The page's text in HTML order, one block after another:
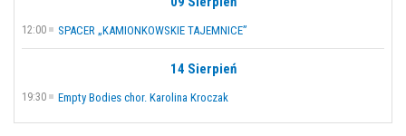
12:00 SPACER „KAMIONKOWSKIE TAJEMNICE”
14 Sierpień
19:30 Empty Bodies chor. Karolina Kroczak